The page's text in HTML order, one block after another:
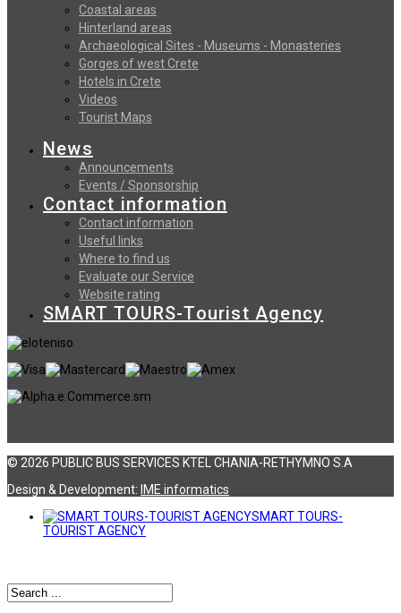
Coastal areas
Hinterland areas
Archaeological Sites - Museums - Monasteries
Gorges of west Crete
Hotels in Crete
Videos
Tourist Maps
News
Announcements
Events / Sponsorship
Contact information
Contact information
Useful links
Where to find us
Evaluate our Service
Website rating
SMART TOURS-Tourist Agency
© 2026 PUBLIC BUS SERVICES KTEL CHANIA-RETHYMNO S.A
Design & Development: ΙΜΕ informatics
SMART TOURS-
TOURIST AGENCY